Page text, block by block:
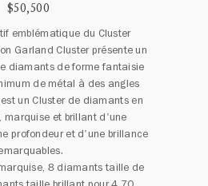
$50,500
emblématique du Cluster
Garland Cluster présente un
diamants de forme fantaisie
de métal à des angles
un Cluster de diamants en
marquise et brillant d'une
profondeur et d'une brillance
8 diamants taille de